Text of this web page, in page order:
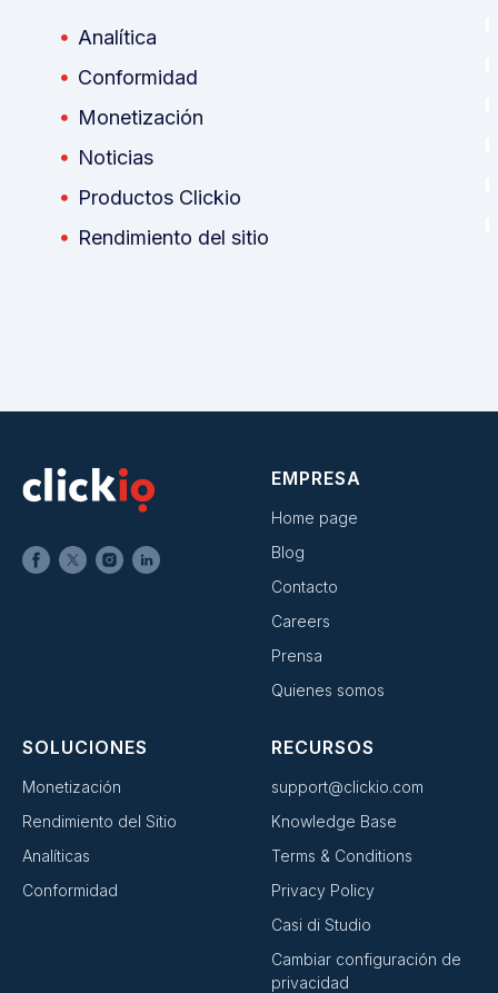
Analítica
Conformidad
Monetización
Noticias
Productos Clickio
Rendimiento del sitio
EMPRESA
Home page
Blog
Contacto
Careers
Prensa
Quienes somos
SOLUCIONES
Monetización
Rendimiento del Sitio
Analíticas
Conformidad
RECURSOS
support@clickio.com
Knowledge Base
Terms & Conditions
Privacy Policy
Casi di Studio
Cambiar configuración de
privacidad